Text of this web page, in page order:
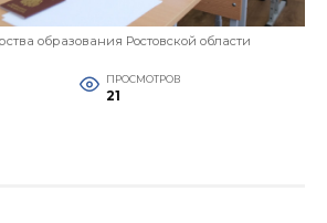
образования Ростовской области
ПРОСМОТРОВ
21